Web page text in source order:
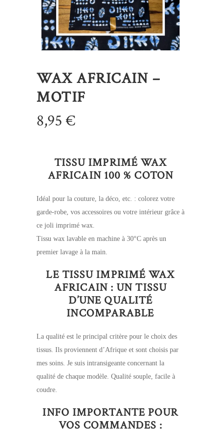
WAX AFRICAIN –
MOTIF
8,95€
TISSU IMPRIMÉ WAX
AFRICAIN 100 % COTON
Idéal pour la couture, la déco, etc. : colorez votre
garde-robe, vos accessoires ou votre intérieur grâce à
ce joli imprimé wax.
Tissu wax lavable en machine à 30°C après un
premier lavage à la main.
LE TISSU IMPRIMÉ WAX
AFRICAIN : UN TISSU
D’UNE QUALITÉ
INCOMPARABLE
La qualité est le principal critère pour le choix des
tissus. Ils proviennent d’Afrique et sont choisis par
mes soins. Je suis intransigeante concernant la
qualité de chaque modèle. Qualité souple, facile à
coudre.
INFO IMPORTANTE POUR
VOS COMMANDES :